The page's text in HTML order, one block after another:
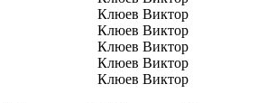
Клюев Виктор
Клюев Виктор
Клюев Виктор
Клюев Виктор
Клюев Виктор